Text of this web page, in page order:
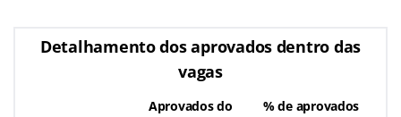
Detalhamento dos aprovados dentro das
vagas
Aprovados do
% de aprovados